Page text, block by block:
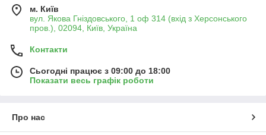
м. Київ
вул. Якова Гніздовського, 1 оф 314 (вхід з Херсонського
пров.), 02094, Київ, Україна
Контакти
Сьогодні працює з 09:00 до 18:00
Показати весь графік роботи
Про нас